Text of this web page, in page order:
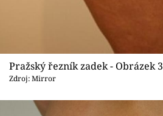
Pražský řezník zadek - Obrázek 3
Zdroj: Mirror